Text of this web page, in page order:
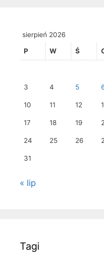
sierpień 2026
P W Ś
3 4 5
10 11 12
17 18 19
24 25 26
31
« lip
Tagi